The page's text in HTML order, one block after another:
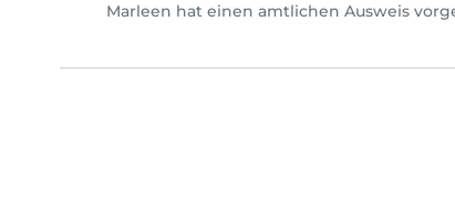
Marleen hat einen amtlichen Ausweis